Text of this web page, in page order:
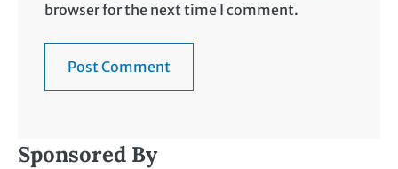
browser for the next time I comment.
Sponsored By